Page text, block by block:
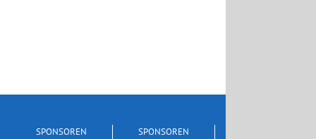
SPONSOREN
SPONSOREN